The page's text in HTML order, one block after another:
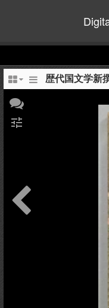
歴代国文学新
tune